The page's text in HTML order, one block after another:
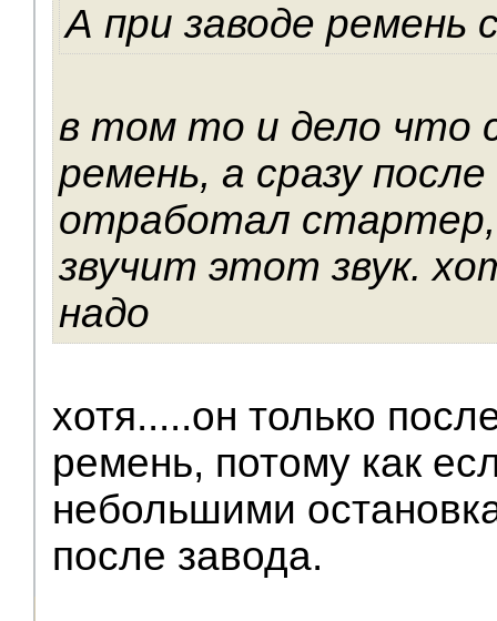
А при заводе ремень
в том то и дело что
ремень, а сразу
отработал стартер,
звучит этот звук.
надо
хотя.....он только
ремень, потому как
небольшими
после завода.